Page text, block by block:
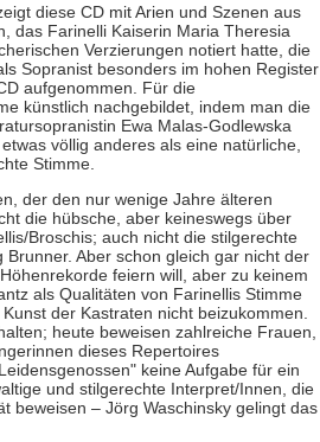
diese CD mit Arien und Szenen aus
das Farinelli Kaiserin Maria Theresia
Verzierungen notiert hatte, die
Sopranist besonders im hohen Register
aufgenommen. Für die
künstlich nachgebildet, indem man die
Ewa Malas-Godlewska
völlig anderes als eine natürliche,
Stimme.
der den nur wenige Jahre älteren
die hübsche, aber keineswegs über
Broschis; auch nicht die stilgerechte
Aber schon gleich gar nicht der
feiern will, aber zu keinem
als Qualitäten von Farinellis Stimme
der Kastraten nicht beizukommen.
heute beweisen zahlreiche Frauen,
dieses Repertoires
keine Aufgabe für ein
und stilgerechte Interpret/Innen, die
beweisen – Jörg Waschinsky gelingt das